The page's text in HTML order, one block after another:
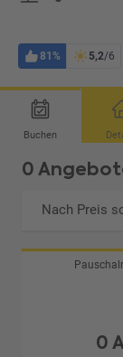
81% 5,2/6
Buchen
0
Nach Preis
0